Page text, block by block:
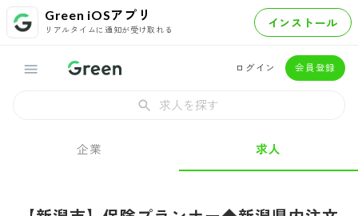
Green iOSアプリ
リアルタイムに通知が受け取れる インストール
ログイン 会員登録
求人を探す
企業 求人